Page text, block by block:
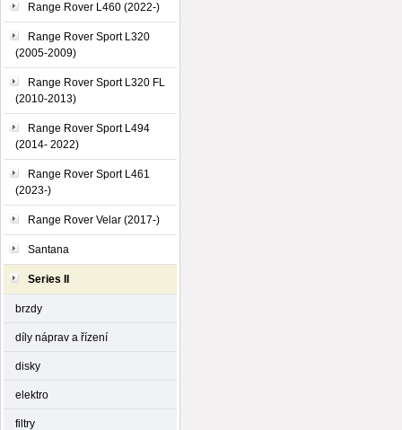
Range Rover L460 (2022-)
Range Rover Sport L320
(2005-2009)
Range Rover Sport L320 FL
(2010-2013)
Range Rover Sport L494
(2014- 2022)
Range Rover Sport L461
(2023-)
Range Rover Velar (2017-)
Santana
Series II
brzdy
díly náprav a řízení
disky
elektro
filtry